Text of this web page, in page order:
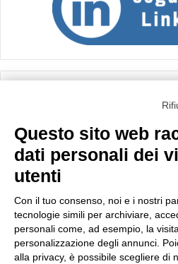
Importo netto (€):
Calcola
Questo sito web
dati personali dei
utenti
Con il tuo consenso, noi e i nostri
tecnologie simili per archiviare,
personali come, ad esempio, la
personalizzazione degli annunci.
alla privacy, è possibile scegliere di